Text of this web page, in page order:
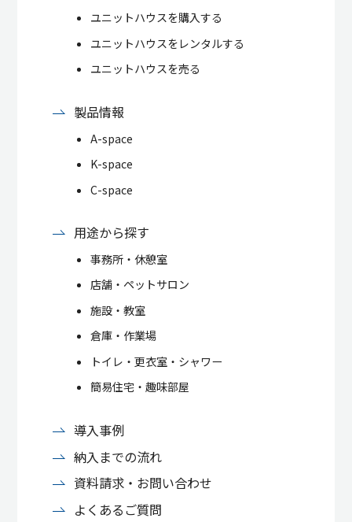
ユニットハウスを購入する
ユニットハウスをレンタルする
ユニットハウスを売る
製品情報
A-space
K-space
C-space
用途から探す
事務所・休憩室
店舗・ペットサロン
施設・教室
倉庫・作業場
トイレ・更衣室・シャワー
簡易住宅・趣味部屋
導入事例
納入までの流れ
資料請求・お問い合わせ
よくあるご質問